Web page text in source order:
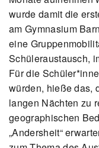
wurde damit die
am Gymnasium
eine
Schüleraustausch,
Für die
würden, hieße das,
langen Nächten zu
geographischen
„Andersheit“